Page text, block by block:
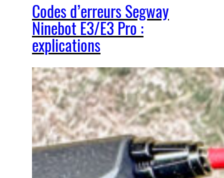
Codes d’erreurs Segway
Ninebot E3/E3 Pro :
explications